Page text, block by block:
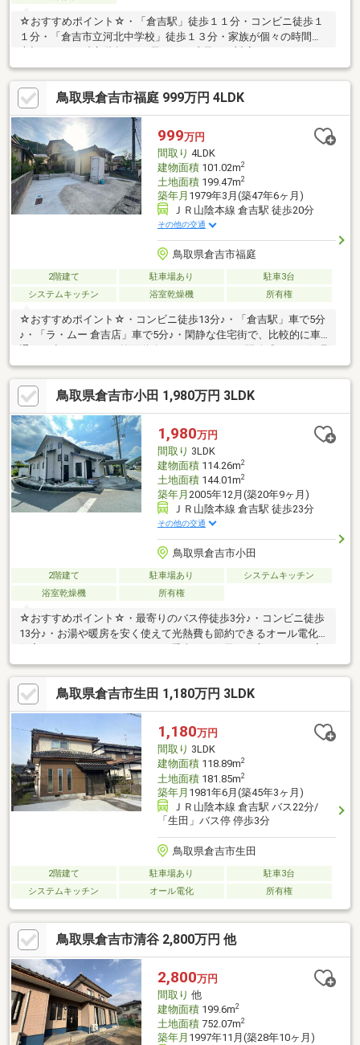
☆おすすめポイント☆・「倉吉駅」徒歩１１分・コンビニ徒歩１
１分・「倉吉市立河北中学校」徒歩１３分・家族が個々の時間を
大切にできる独立階段♪・お子さまの成長にも対応できる、たっぷ
りの部屋数♪・ライフスタイルに合わせて使える、和室・洋室のあ
る住まい♪・カーポート付きで愛車を雨風から守れます
♪◆◆──────────◆◆ 物件見学予約受付中！ お問い合わ
せはお早めに！ TEL【0857-30-7788】◆◆──────────◆◆
鳥取県倉吉市福庭 999万円 4LDK
999万円
間取り 4LDK
建物面積101.02m2
土地面積199.47m2
築年月 1979年3月(築47年6ヶ月)
ＪＲ山陰本線 倉吉駅 徒歩20分
その他の交通
鳥取県倉吉市福庭
2階建て 駐車場あり
駐車3台
システムキッチン
浴室乾燥機 所有権
☆おすすめポイント☆・コンビニ徒歩13分♪・「倉吉駅」車で5分
♪・「ラ・ムー 倉吉店」車で5分♪・閑静な住宅街で、比較的に車
境♪・リフォーム済みなので内装が新品同様に綺麗です♪・家族が
個々の時間を大切にできる独立階段♪・対面式キッチンで会話を楽
しみながら料理や片付けがスムーズに♪・全室に収納があり、家族
それぞれの荷物を分けて収納可能♪※土砂災害警戒区域
◆◆──────────◆◆ 物件見学予約受付中！ お問い合わせ
はお早めに！ TEL【0857-30-7788】◆◆──────────◆◆
鳥取県倉吉市小田 1,980万円 3LDK
1,980万円
間取り 3LDK
建物面積114.26m2
土地面積144.01m2
築年月 2005年12月(築20年9ヶ月)
ＪＲ山陰本線 倉吉駅 徒歩23分
その他の交通
鳥取県倉吉市小田
2階建て 駐車場あり
システムキッチン
浴室乾燥機
所有権
☆おすすめポイント☆・最寄りのバス停徒歩3分♪・コンビニ徒歩
13分♪・お湯や暖房を安く使えて光熱費も節約できるオール電化
住宅♪・カーポートがあるので、愛車を雨や雪から守れます♪・家
族が個々の時間を大切にできる独立階段♪・対面式Ｌ型キッチン
で、家族と会話しながら効率よくお料理ができます♪・衣替え不
要！季節物までまとめて収納できるWICあり♪・サンルームがある
ので、天気を気にせず洗濯物を干せます
♪◆◆──────────◆◆ 物件見学予約受付中！ お問い合わ
せはお早めに！ TEL【0857-30-7788】◆◆──────────◆◆
鳥取県倉吉市生田 1,180万円 3LDK
1,180万円
間取り 3LDK
建物面積118.89m2
土地面積181.85m2
築年月 1981年6月(築45年3ヶ月)
ＪＲ山陰本線 倉吉駅 バス22分/
「生田」バス停 停歩3分
鳥取県倉吉市生田
2階建て 駐車場あり
駐車3台
システムキッチン
オール電化 所有権
鳥取県倉吉市清谷 2,800万円 他
2,800万円
間取り 他
建物面積199.6m2
土地面積752.07m2
築年月 1997年11月(築28年10ヶ月)